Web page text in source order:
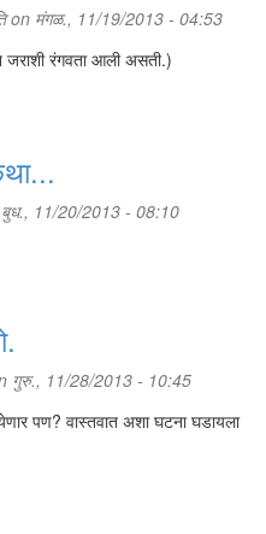
on मंगळ., 11/19/2013 - 04:53
रंगवता आली असती.)
11/20/2013 - 08:10
गुरु., 11/28/2013 - 10:45
पण? वास्तवात अशा घटना घडायला